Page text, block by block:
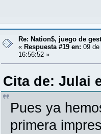
Re: Nation$, juego de
« Respuesta #19 en: 09
16:56:52 »
Cita de: Julai
Pues ya
primera